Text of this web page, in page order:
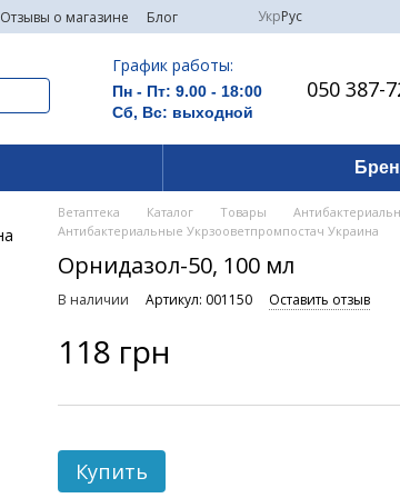
Отзывы о магазине Блог УкрРус
График работы:
Пн - Пт: 9.00 - 18:00
Сб, Вс: выходной
050 387-
Ветаптека Каталог Товары
Антибактериальные Укрзооветпромпостач Украина
Орнидазол-50, 100 мл
В наличии Артикул: 001150 Оставить отзыв
118 грн
Купить